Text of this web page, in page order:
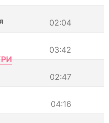
02:04
03:42
02:47
04:16